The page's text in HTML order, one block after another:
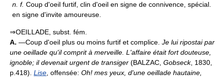
n. f. Coup d'oeil furtif, clin d'oeil en signe de connivence, spécial.
en signe d'invite amoureuse.
⇒OEILLADE, subst. fém.
A. —Coup d'oeil plus ou moins furtif et complice. Je lui ripostai par
une oeillade qu'il comprit à merveille. L'affaire était fort douteuse,
ignoble; il devenait urgent de transiger (BALZAC, Gobseck, 1830,
p.418). Lise , offensée: Oh! mes yeux, d'une oeillade hautaine,